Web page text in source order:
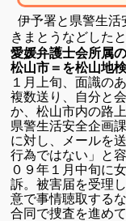
伊予署と県警生活
きまとうなどした
愛媛弁護士会所属
松山市＝を松山地
１月上旬、面識の
複数送り、自分と
か、松山市内の路
県警生活安全企画
に対し、メールを
行為ではない」と
０９年１月中旬に
訴。被害届を受理
意で事情聴取する
合同で捜査を進め